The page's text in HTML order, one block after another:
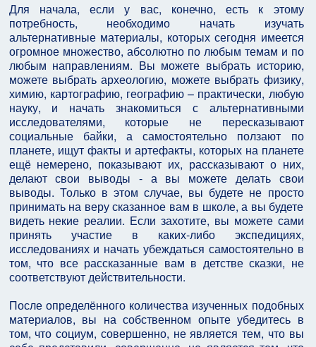
Для начала, если у вас, конечно, есть к этому
потребность, необходимо начать изучать
альтернативные материалы, которых сегодня имеется
огромное множество, абсолютно по любым темам и по
любым направлениям. Вы можете выбрать историю,
можете выбрать археологию, можете выбрать физику,
химию, картографию, географию – практически, любую
науку, и начать знакомиться с альтернативными
исследователями, которые не пересказывают
социальные байки, а самостоятельно ползают по
планете, ищут факты и артефакты, которых на планете
ещё немерено, показывают их, рассказывают о них,
делают свои выводы - а вы можете делать свои
выводы. Только в этом случае, вы будете не просто
принимать на веру сказанное вам в школе, а вы будете
видеть некие реалии. Если захотите, вы можете сами
принять участие в каких-либо экспедициях,
исследованиях и начать убеждаться самостоятельно в
том, что все рассказанные вам в детстве сказки, не
соответствуют действительности.
После определённого количества изученных подобных
материалов, вы на собственном опыте убедитесь в
том, что социум, совершенно, не является тем, что вы